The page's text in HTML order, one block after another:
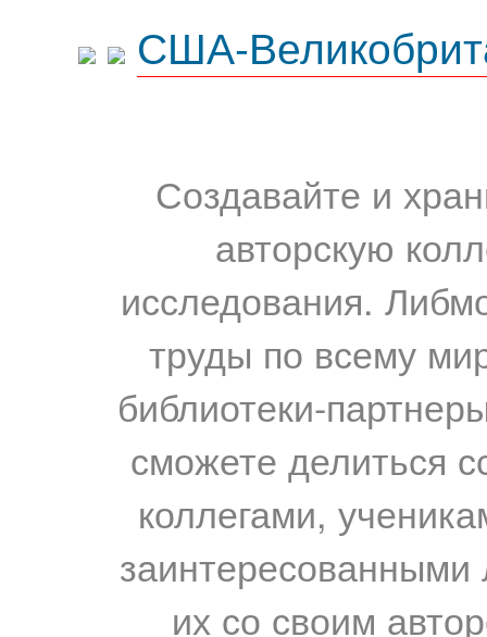
США-
Создавайте и
авторскую
исследования.
труды по всему
библиотеки-
сможете делиться
коллегами,
их со своим